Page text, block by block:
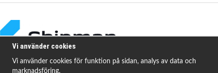
Vi använder cookies
Vi använder cookies för funktion på sidan, analys av data och
marknadsföring.